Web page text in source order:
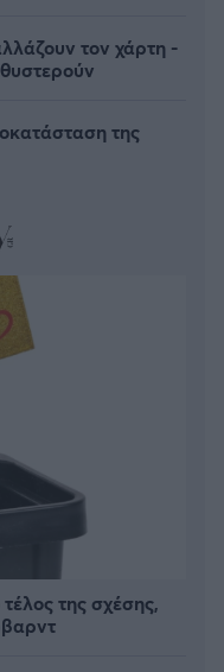
τον χάρτη -
της
της σχέσης,